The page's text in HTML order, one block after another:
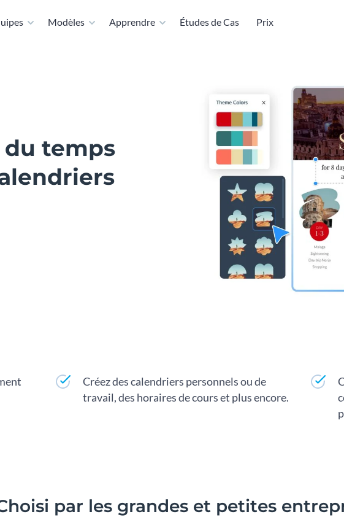
Modèles Apprendre Études de Cas Prix
du temps
Créez des calendriers personnels ou de
travail, des horaires de cours et plus encore.
par les grandes et petites